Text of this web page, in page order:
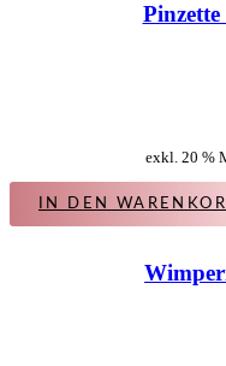
exkl. 20 %
IN DEN